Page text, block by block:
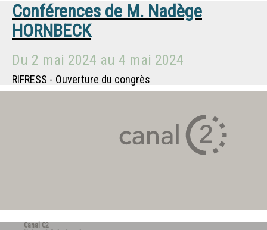
Conférences de M. Nadège
HORNBECK
Du 2 mai 2024 au 4 mai 2024
RIFRESS - Ouverture du congrès
Canal C2